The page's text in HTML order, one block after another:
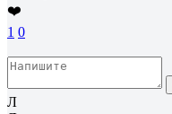
❤️
1 0
Л